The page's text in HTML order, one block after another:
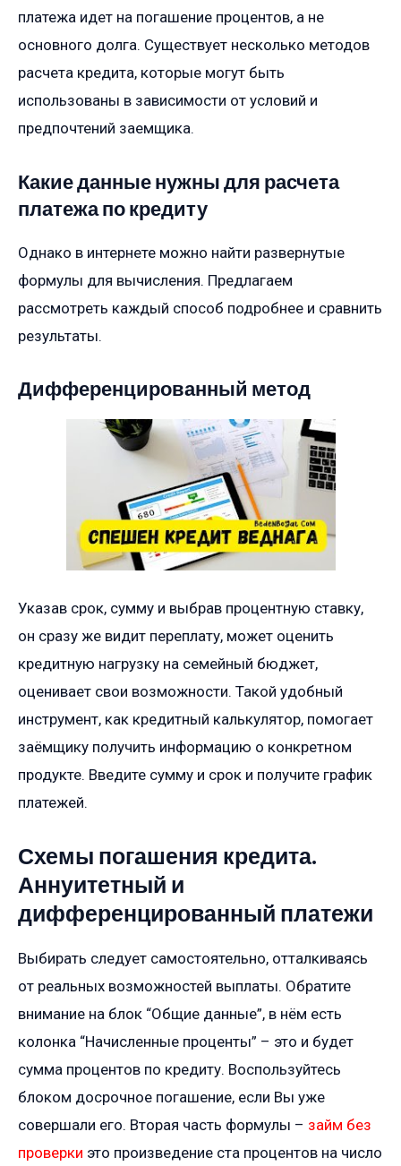
платежа идет на погашение процентов, а не
основного долга. Существует несколько методов
расчета кредита, которые могут быть
использованы в зависимости от условий и
предпочтений заемщика.
Какие данные нужны для расчета
платежа по кредиту
Однако в интернете можно найти развернутые
формулы для вычисления. Предлагаем
рассмотреть каждый способ подробнее и сравнить
результаты.
Дифференцированный метод
Указав срок, сумму и выбрав процентную ставку,
он сразу же видит переплату, может оценить
кредитную нагрузку на семейный бюджет,
оценивает свои возможности. Такой удобный
инструмент, как кредитный калькулятор, помогает
заёмщику получить информацию о конкретном
продукте. Введите сумму и срок и получите график
платежей.
Схемы погашения кредита.
Аннуитетный и
дифференцированный платежи
Выбирать следует самостоятельно, отталкиваясь
от реальных возможностей выплаты. Обратите
внимание на блок “Общие данные”, в нём есть
колонка “Начисленные проценты” – это и будет
сумма процентов по кредиту. Воспользуйтесь
блоком досрочное погашение, если Вы уже
совершали его. Вторая часть формулы – займ без
проверки это произведение ста процентов на число